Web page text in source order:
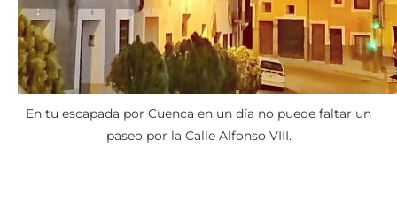
En tu escapada por Cuenca en un día no puede faltar un
paseo por la Calle Alfonso VIII.